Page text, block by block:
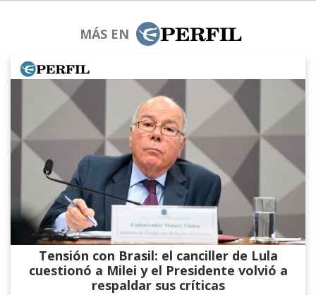
MÁS EN
Tensión con Brasil: el canciller de Lula
cuestionó a Milei y el Presidente volvió a
respaldar sus críticas